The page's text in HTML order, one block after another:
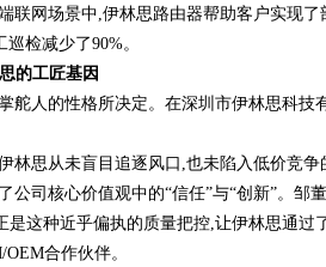
联网场景中,伊林思路由器帮助客户实现
检减少了90%。
的工匠基因
舵人的性格所决定。在深圳市伊林思科
林思从未盲目追逐风口,也未陷入低价竞
公司核心价值观中的“信任”与“创新”。
是这种近乎偏执的质量把控,让伊林思通
合作伙伴。